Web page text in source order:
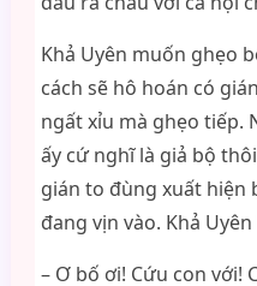
Khả Uyên muốn ghẹo
cách sẽ hô hoán có
ngất xỉu mà ghẹo tiếp.
ấy cứ nghĩ là giả bộ
gián to đùng xuất hiện
đang vịn vào. Khả
– Ơ bố ơi! Cứu con với!